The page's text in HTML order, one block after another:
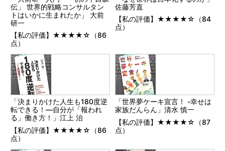
伝」 世界的戦略コンサルタン
トはいかに生まれたか」 大前
研一
【私の評価】★★★★☆（86
点）
佐藤芳直
【私の評価】★★★★☆（84
点）
「決まりかけた人生も180度逆
転できる！―自分が「報われ
る」働き方！」江上 治
【私の評価】★★★★☆（86
点）
「世界夢ケーキ宣言！ -幸せは
家族だんらん」清水 慎一
【私の評価】★★★★☆（87
点）